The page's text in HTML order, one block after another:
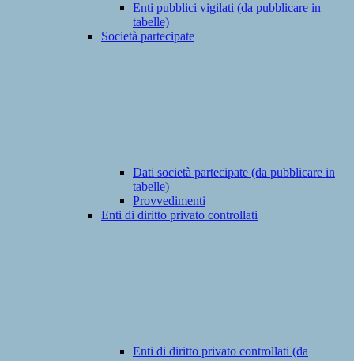
Enti pubblici vigilati (da pubblicare in
tabelle)
Società partecipate
Dati società partecipate (da pubblicare in
tabelle)
Provvedimenti
Enti di diritto privato controllati
Enti di diritto privato controllati (da